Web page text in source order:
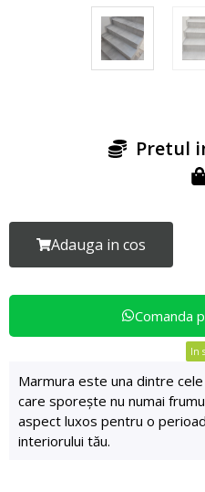
Pretul
Adauga in cos
Comanda
In
Marmura este una dintre
care sporește nu numai
aspect luxos pentru o
interiorului tău.